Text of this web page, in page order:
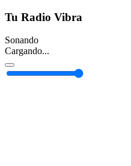
Tu Radio Vibra
Sonando
Cargando...